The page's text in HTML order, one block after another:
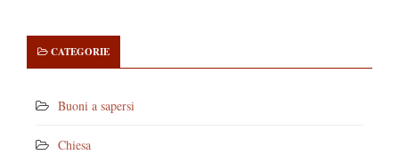
CATEGORIE
Buoni a sapersi
Chiesa